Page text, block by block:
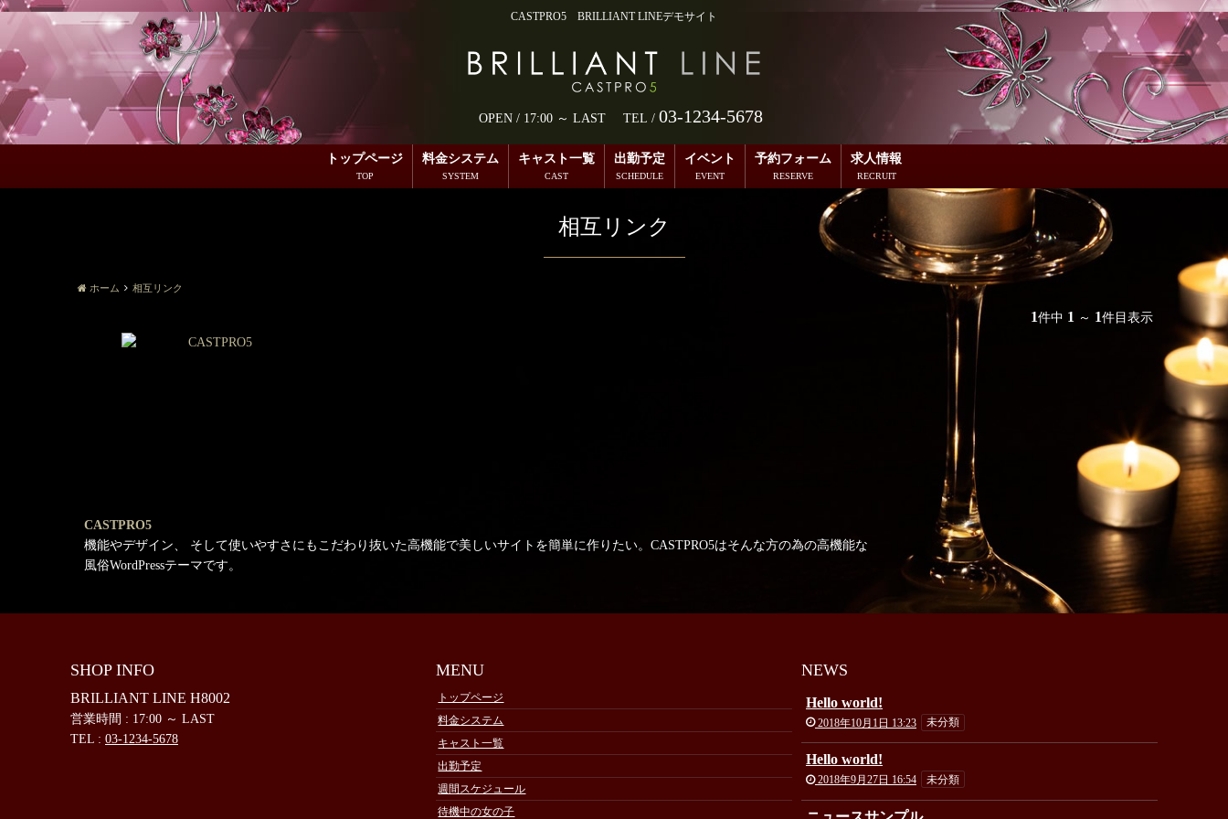
CASTPRO5 BRILLIANT LINEデモサイト
OPEN / 17:00 ～ LAST TEL / 03-1234-5678
トップページ 料金システム キャスト一覧 出勤予定 イベント 予約フォーム 求人情報
相互リンク
ホーム 相互リンク
1件中 1 ～ 1件目表示
CASTPRO5
機能やデザイン、 そして使いやすさにもこだわり抜いた高機能で美しいサイトを簡単に作りたい。CASTPRO5はそんな方の為の高機能な
風俗WordPressテーマです。
SHOP INFO
BRILLIANT LINE H8002
営業時間 : 17:00 ～ LAST
TEL : 03-1234-5678
MENU
トップページ
料金システム
キャスト一覧
出勤予定
週間スケジュール
待機中の女の子
NEWS
Hello world!
2018年10月1日 13:23 未分類
Hello world!
2018年9月27日 16:54 未分類